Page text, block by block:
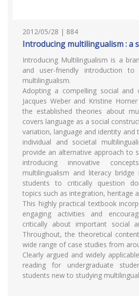
2012/05/28 | 884
Introducing multilingualism : a
Introducing Multilingualism is a
and user-friendly introduction
multilingualism.
Adopting a compelling social and
Jacques Weber and Kristine
the established theories about
covers language as a social
variation, language and identity and
individual and societal
provide an alternative approach to
introducing innovative
multilingualism and literacy
students to critically question
topics such as integration, heritage
This highly practical textbook
engaging activities and
critically about important social
Throughout, the theoretical
wide range of case studies from
Clearly argued and widely
reading for undergraduate
students new to studying